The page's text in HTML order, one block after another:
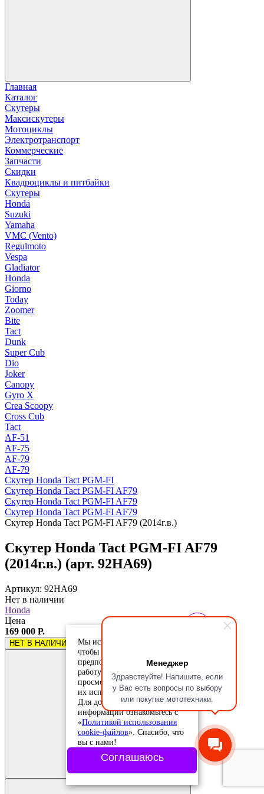
Менеджер
Здравствуйте! Напишите, если
у Вас есть вопросы по выбору
или покупке мототехники.
Главная
Каталог
Скутеры
Максискутеры
Мотоциклы
Электротранспорт
Коммерческие
Запчасти
Скидки
Квадроциклы и питбайки
Скутеры
Honda
Suzuki
Yamaha
VMC (Vento)
Regulmoto
Vespa
Gladiator
Honda
Giorno
Today
Zoomer
Bite
Tact
Dunk
Super Cub
Dio
Joker
Canopy
Gyro X
Crea Scoopy
Cross Cub
Tact
AF-51
AF-75
AF-79
AF-79
Скутер Honda Tact PGM-FI
Скутер Honda Tact PGM-FI AF79
Скутер Honda Tact PGM-FI AF79
Скутер Honda Tact PGM-FI AF79
Скутер Honda Tact PGM-FI AF79 (2014г.в.)
Скутер Honda Tact PGM-FI AF79
(2014г.в.) (арт. 92HA69)
Артикул: 92HA69
Нет в наличии
Honda
Цена
169 000 Р.
НЕТ В НАЛИЧИИ
Добавить в
сравнение
Добавлено в
сравнение
Мы используем cookie-файлы,
чтобы учесть ваши
предпочтения и улучшить
работу сайта. Продолжая
просмотр, вы соглашаетесь с
их использованием.
Для дополнительной
информации ознакомьтесь с
«Политикой использования
cookie-файлов». Спасибо, что
вы с нами!
Соглашаюсь